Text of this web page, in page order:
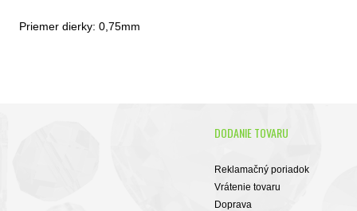
Priemer dierky: 0,75mm
DODANIE TOVARU
Reklamačný poriadok
Vrátenie tovaru
Doprava